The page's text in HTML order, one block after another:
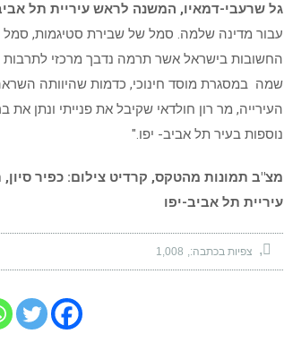
גל שרעבי-דמאיו, המשנה לראש עיריית תל
עבור מדינה שלמה. סמל של שבירת סטיגמות,
החשובות בישראל אשר תרמה נדבך מרכזי לתרבות
שמה במסגרת מוסד חינוכי, כדמות שהיוותה
העירייה, מר רון חולדאי שקיבל את פנייתי ונתן
נוספות בעיר תל אביב- יפו."
מצ"ב תמונות מהטקס, קרדיט צילום: כפיר
עיריית תל אביב-יפו
צפיות בכתבה: 1,008